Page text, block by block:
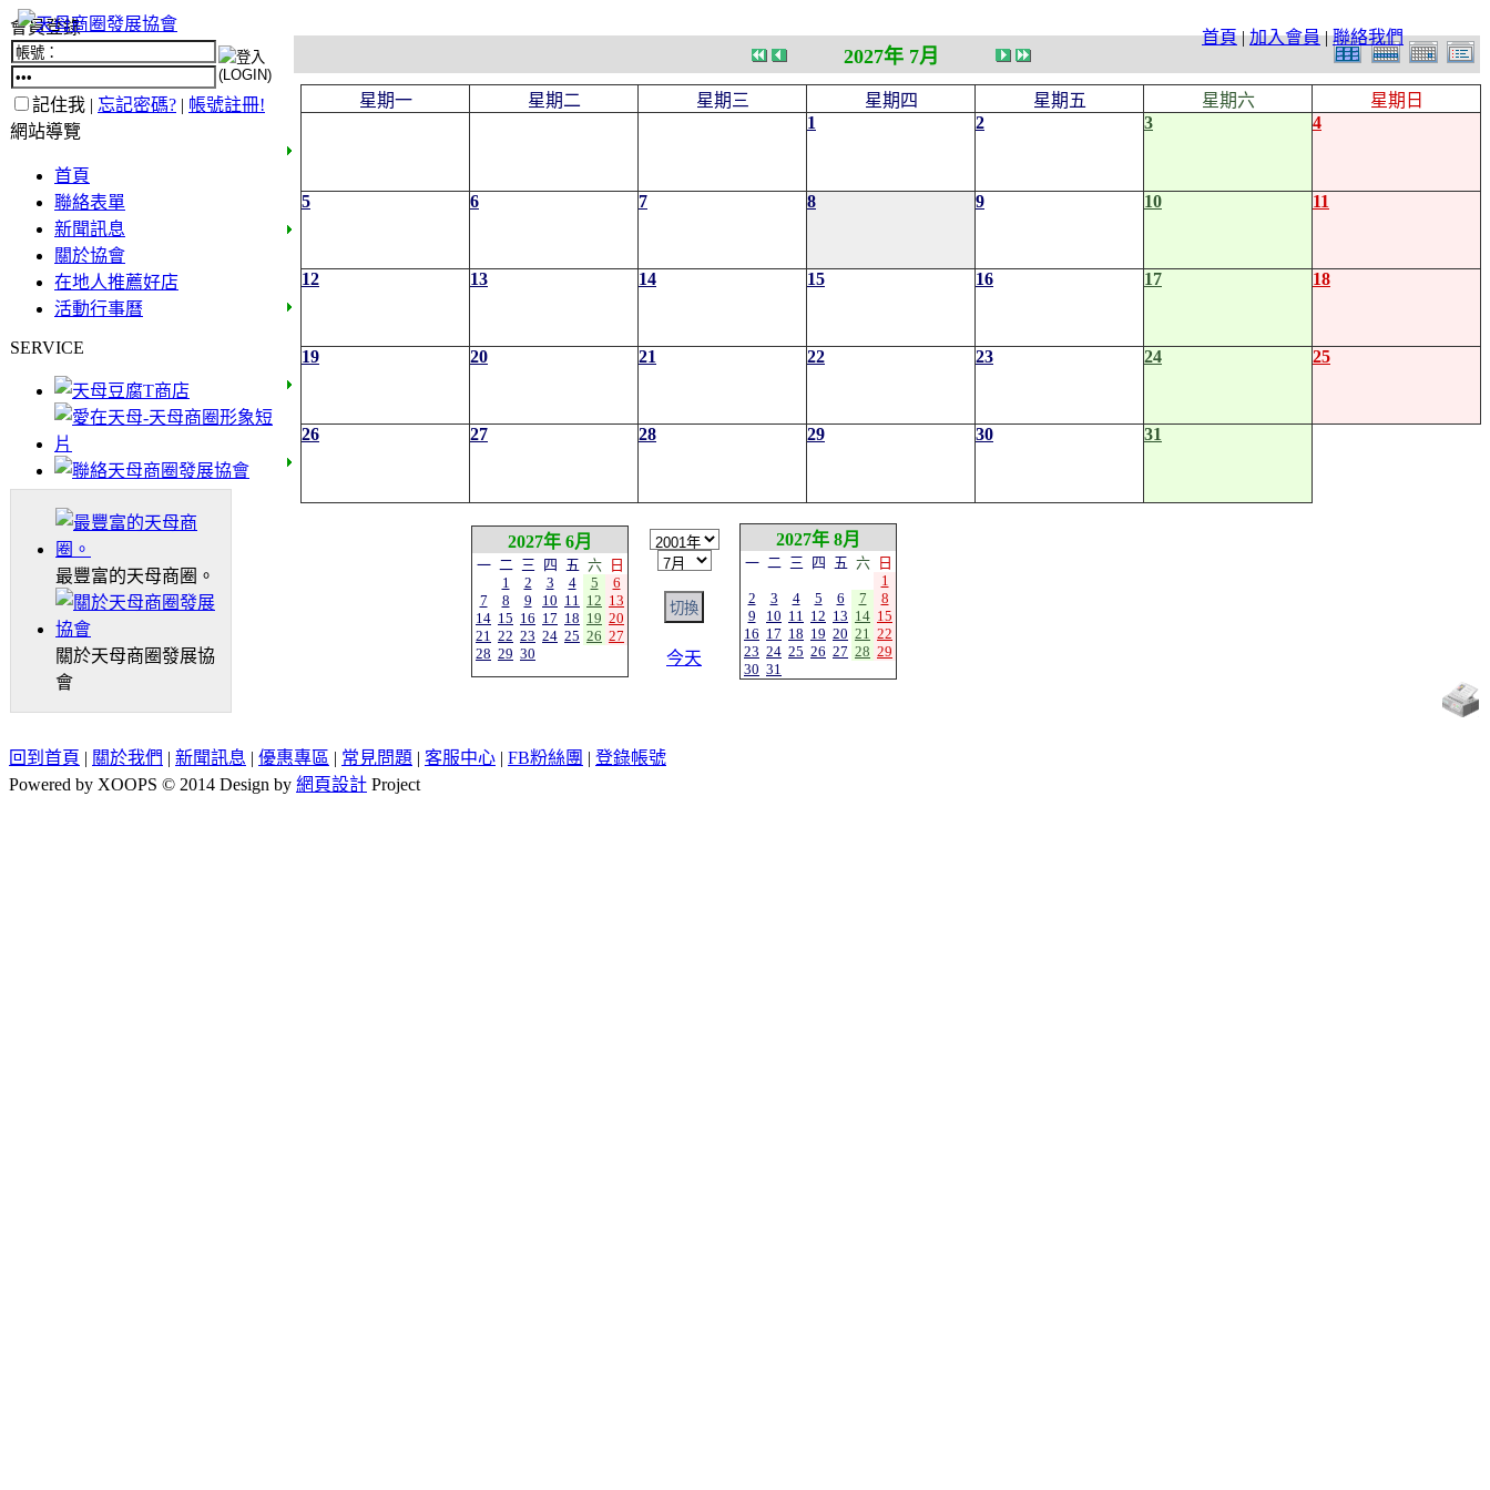
首頁|加入會員|聯絡我們
會員登錄
記住我 | 忘記密碼? | 帳號註冊!
網站導覽
首頁
聯絡表單
新聞訊息
關於協會
在地人推薦好店
活動行事曆
SERVICE
最豐富的天母商圈。
關於天母商圈發展協
會
2027年 7月
星期一 星期二 星期三 星期四 星期五 星期六
星期日
1
2 3 4
5 6 7 8 9 10 11
12 13 14 15 16 17 18
19 20 21 22 23 24 25
26 27 28 29 30 31
2027年 6月
一 二 三 四 五 六
日
1
2 3 4 5
6
7
8 9 10 11 12 13
14 15 16 17 18 19 20
21 22 23 24 25 26 27
28 29 30 今天
2027年 8月
一 二 三 四 五 六
日
1
2
3 4 5 6 7
8
9
10 11 12 13 14 15
16 17 18 19 20 21 22
23 24 25 26 27 28 29
30 31
回到首頁 | 關於我們 | 新聞訊息 | 優惠專區 | 常見問題 | 客服中心 | FB粉絲團 | 登錄帳號
Powered by XOOPS © 2014 Design by 網頁設計 Project